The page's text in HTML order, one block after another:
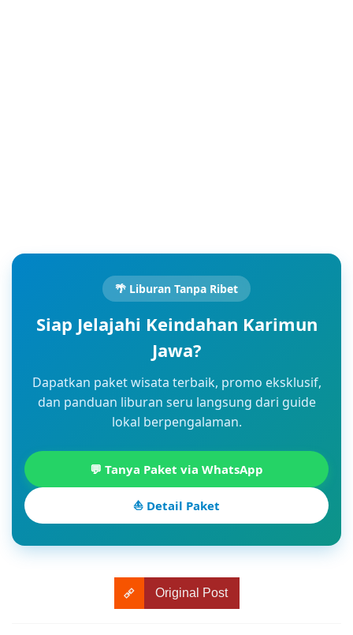
🌴 Liburan Tanpa Ribet
Siap Jelajahi Keindahan Karimun
Jawa?
Dapatkan paket wisata terbaik, promo eksklusif,
dan panduan liburan seru langsung dari guide
lokal berpengalaman.
💬 Tanya Paket via WhatsApp
⛵ Detail Paket
Original Post